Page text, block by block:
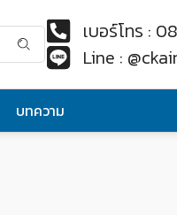
เบอร์โทร :
Line :
บทความ